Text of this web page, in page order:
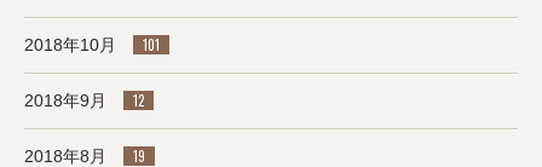
2018年10月 101
2018年9月 12
2018年8月 19